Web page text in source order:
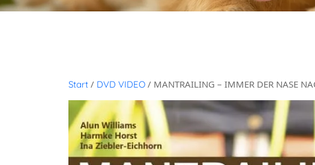
Start / DVD VIDEO / MANTRAILING – IMMER DER NASE